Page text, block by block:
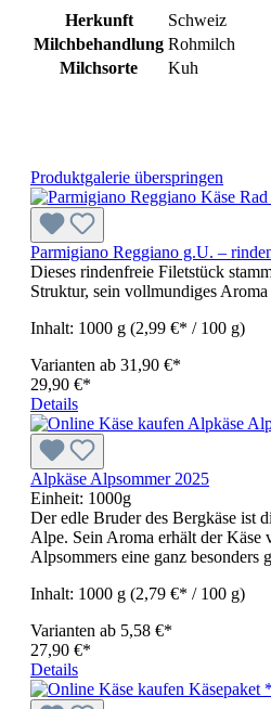
Herkunft
Schweiz
Milchbehandlung Rohmilch
Milchsorte
Kuh
Produktgalerie überspringen
Parmigiano Reggiano g.U. –
Dieses rindenfreie Filetstück
Struktur, sein vollmundiges
Inhalt: 1000 g (2,99 €* / 100 g)
Varianten ab 31,90 €*
29,90 €*
Details
Alpkäse Alpsommer 2025
Einheit: 1000g
Der edle Bruder des Bergkäse ist
Alpe. Sein Aroma erhält der Käse
Alpsommers eine ganz
Inhalt: 1000 g (2,79 €* / 100 g)
Varianten ab 5,58 €*
27,90 €*
Details